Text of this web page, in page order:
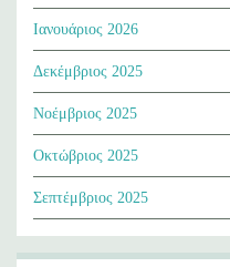
Ιανουάριος 2026
Δεκέμβριος 2025
Νοέμβριος 2025
Οκτώβριος 2025
Σεπτέμβριος 2025